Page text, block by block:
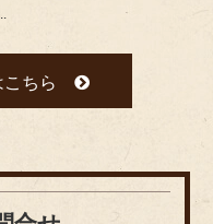
ちら